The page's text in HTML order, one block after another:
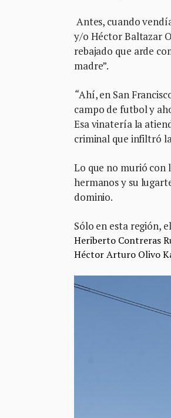
Antes, cuando
y/o Héctor Baltazar
rebajado que arde
madre”.
“Ahí, en San
campo de futbol y
Esa vinatería la
criminal que infiltró
Lo que no murió con
hermanos y su
dominio.
Sólo en esta región,
Heriberto Contreras
Héctor Arturo Olivo